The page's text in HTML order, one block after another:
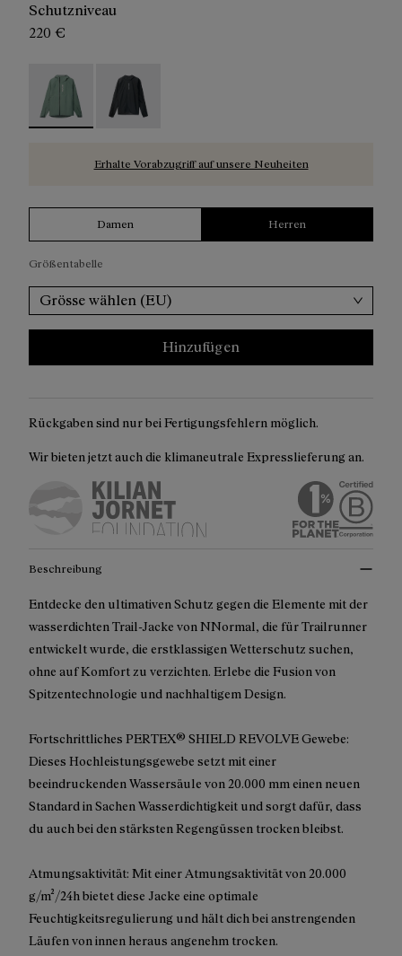
Schutzniveau
220 €
Trail Rain Jacket Green - N2CMRJ1-002
Trail Rain Jacket Black - N2CMRJ1-001
Erhalte Vorabzugriff auf unsere Neuheiten
Damen Herren
Größentabelle
Grösse wählen (EU)
Hinzufügen
Rückgaben sind nur bei Fertigungsfehlern möglich.
Wir bieten jetzt auch die klimaneutrale Expresslieferung an.
Beschreibung
Entdecke den ultimativen Schutz gegen die Elemente mit der
wasserdichten Trail-Jacke von NNormal, die für Trailrunner
entwickelt wurde, die erstklassigen Wetterschutz suchen,
ohne auf Komfort zu verzichten. Erlebe die Fusion von
Spitzentechnologie und nachhaltigem Design.
Fortschrittliches PERTEX® SHIELD REVOLVE Gewebe:
Dieses Hochleistungsgewebe setzt mit einer
beeindruckenden Wassersäule von 20.000 mm einen neuen
Standard in Sachen Wasserdichtigkeit und sorgt dafür, dass
du auch bei den stärksten Regengüssen trocken bleibst.
Atmungsaktivität: Mit einer Atmungsaktivität von 20.000
g/m²/24h bietet diese Jacke eine optimale
Feuchtigkeitsregulierung und hält dich bei anstrengenden
Läufen von innen heraus angenehm trocken.